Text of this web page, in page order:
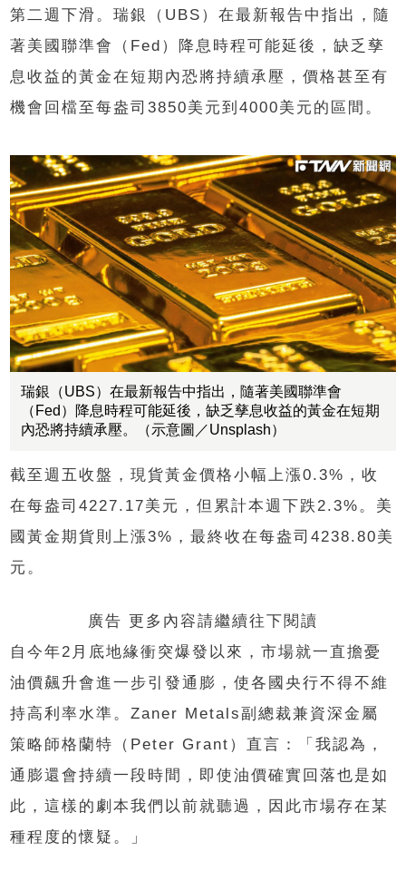
第二週下滑。瑞銀（UBS）在最新報告中指出，隨
著美國聯準會（Fed）降息時程可能延後，缺乏孳
息收益的黃金在短期內恐將持續承壓，價格甚至有
機會回檔至每盎司3850美元到4000美元的區間。
瑞銀（UBS）在最新報告中指出，隨著美國聯準會
（Fed）降息時程可能延後，缺乏孳息收益的黃金在短期
內恐將持續承壓。（示意圖／Unsplash）
截至週五收盤，現貨黃金價格小幅上漲0.3%，收
在每盎司4227.17美元，但累計本週下跌2.3%。美
國黃金期貨則上漲3%，最終收在每盎司4238.80美
元。
廣告 更多內容請繼續往下閱讀
自今年2月底地緣衝突爆發以來，市場就一直擔憂
油價飆升會進一步引發通膨，使各國央行不得不維
持高利率水準。Zaner Metals副總裁兼資深金屬
策略師格蘭特（Peter Grant）直言：「我認為，
通膨還會持續一段時間，即使油價確實回落也是如
此，這樣的劇本我們以前就聽過，因此市場存在某
種程度的懷疑。」